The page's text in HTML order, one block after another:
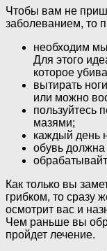
Чтобы вам не
заболеванием, то
необходим
Для этого
которое
вытирать
или можно
пользуйтесь
мазями;
каждый день
обувь
Как только вы
грибком, то сразу
осмотрит вас и
Чем раньше вы
пройдет лечение.